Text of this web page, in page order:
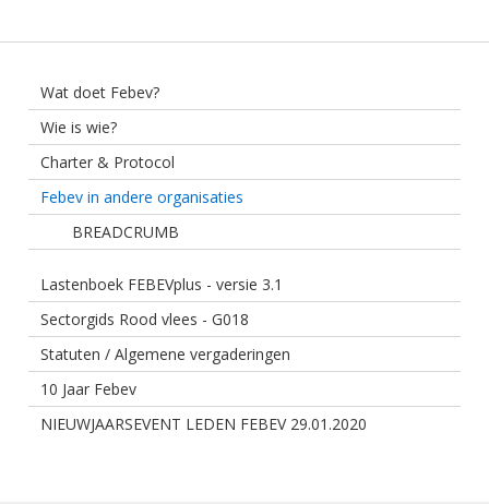
Wat doet Febev?
Wie is wie?
Charter & Protocol
Febev in andere organisaties
BREADCRUMB
Lastenboek FEBEVplus - versie 3.1
Sectorgids Rood vlees - G018
Statuten / Algemene vergaderingen
10 Jaar Febev
NIEUWJAARSEVENT LEDEN FEBEV 29.01.2020